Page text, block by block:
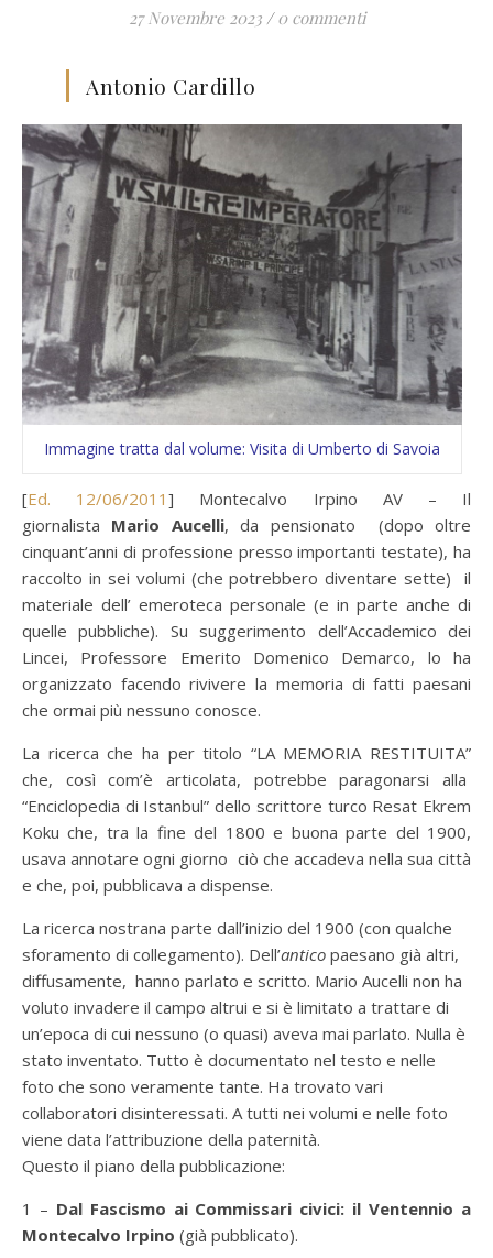
27 Novembre 2023 / 0 commenti
Antonio Cardillo
Immagine tratta dal volume: Visita di Umberto di Savoia
[Ed. 12/06/2011] Montecalvo Irpino AV – Il
giornalista Mario Aucelli, da pensionato (dopo oltre
cinquant’anni di professione presso importanti testate), ha
raccolto in sei volumi (che potrebbero diventare sette) il
materiale dell’ emeroteca personale (e in parte anche di
quelle pubbliche). Su suggerimento dell’Accademico dei
Lincei, Professore Emerito Domenico Demarco, lo ha
organizzato facendo rivivere la memoria di fatti paesani
che ormai più nessuno conosce.
La ricerca che ha per titolo “LA MEMORIA RESTITUITA”
che, così com’è articolata, potrebbe paragonarsi alla
“Enciclopedia di Istanbul” dello scrittore turco Resat Ekrem
Koku che, tra la fine del 1800 e buona parte del 1900,
usava annotare ogni giorno ciò che accadeva nella sua città
e che, poi, pubblicava a dispense.
La ricerca nostrana parte dall’inizio del 1900 (con qualche
sforamento di collegamento). Dell’antico paesano già altri,
diffusamente, hanno parlato e scritto. Mario Aucelli non ha
voluto invadere il campo altrui e si è limitato a trattare di
un’epoca di cui nessuno (o quasi) aveva mai parlato. Nulla è
stato inventato. Tutto è documentato nel testo e nelle
foto che sono veramente tante. Ha trovato vari
collaboratori disinteressati. A tutti nei volumi e nelle foto
viene data l’attribuzione della paternità.
Questo il piano della pubblicazione:
1 – Dal Fascismo ai Commissari civici: il Ventennio a
Montecalvo Irpino (già pubblicato).